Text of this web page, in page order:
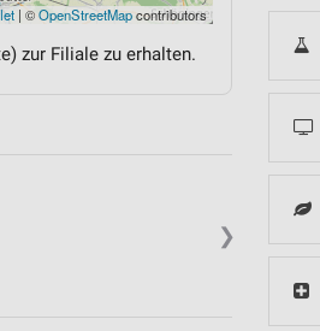
| ©OpenStreetMapcontributors
zur Filiale zu erhalten.
❯